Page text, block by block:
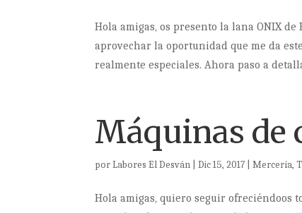
Hola amigas, os presento la lana ONIX
aprovechar la oportunidad que me da
realmente especiales. Ahora paso a
Máquinas de
porLabores El Desván |Dic 15, 2017 |Mercería,
Hola amigas, quiero seguir ofreciéndoos